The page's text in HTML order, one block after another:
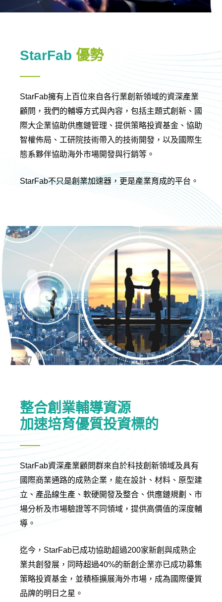
StarFab 優勢
StarFab擁有上百位來自各行業創新領域的資深產業
顧問，我們的輔導方式與內容，包括主題式創新、國
際大企業協助供應鏈管理、提供策略投資基金、協助
智權佈局、工研院技術帶入的技術開發，以及國際生
態系夥伴協助海外市場開發與行銷等。
StarFab不只是創業加速器，更是產業育成的平台。
整合創業輔導資源
加速培育優質投資標的
StarFab資深產業顧問群來自於科技創新領域及具有
國際商業通路的成熟企業，能在設計、材料、原型建
立、產品線生產、軟硬開發及整合、供應鏈規劃、市
場分析及市場驗證等不同領域，提供高價值的深度輔
導。
迄今，StarFab已成功協助超過200家新創與成熟企
業共創發展，同時超過40%的新創企業亦已成功募集
策略投資基金，並積極擴展海外市場，成為國際優質
品牌的明日之星。